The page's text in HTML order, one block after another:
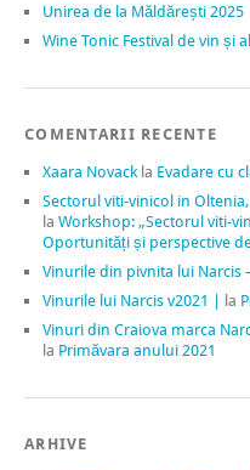
Unirea de la Măldărești 2025
Wine Tonic Festival de vin și
COMENTARII RECENTE
Xaara Novack la Evadare cu
Sectorul viti-vinicol in
la Workshop: „Sectorul viti-
Oportunități și perspective
Vinurile din pivnita lui Narcis –
Vinurile lui Narcis v2021 | la
Vinuri din Craiova marca
la Primăvara anului 2021
ARHIVE